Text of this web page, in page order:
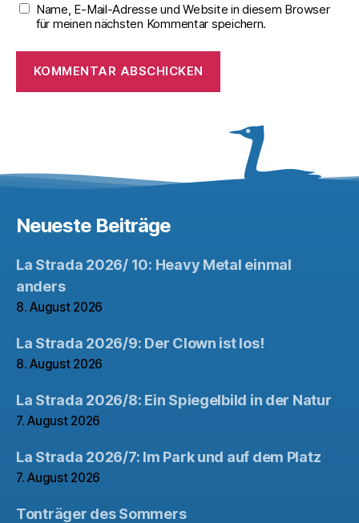
Name, E-Mail-Adresse und Website in diesem Browser
für meinen nächsten Kommentar speichern.
Neueste Beiträge
La Strada 2026/ 10: Heavy Metal einmal
anders
8. August 2026
La Strada 2026/9: Der Clown ist los!
8. August 2026
La Strada 2026/8: Ein Spiegelbild in der Natur
7. August 2026
La Strada 2026/7: Im Park und auf dem Platz
7. August 2026
Tonträger des Sommers